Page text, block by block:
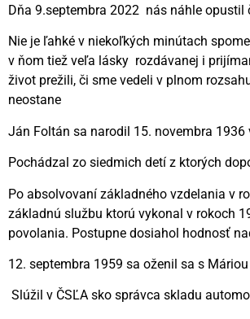
Dňa 9.septembra 2022 nás náhle opustil
Nie je ľahké v niekoľkých minútach
v ňom tiež veľa lásky rozdávanej i
život prežili, či sme vedeli v plnom
neostane
Ján Foltán sa narodil 15. novembra 1936
Pochádzal zo siedmich detí z ktorých
Po absolvovaní základného vzdelania v
základnú službu ktorú vykonal v rokoch
povolania. Postupne dosiahol hodnosť
12. septembra 1959 sa oženil sa s
Slúžil v ČSĽA sko správca skladu